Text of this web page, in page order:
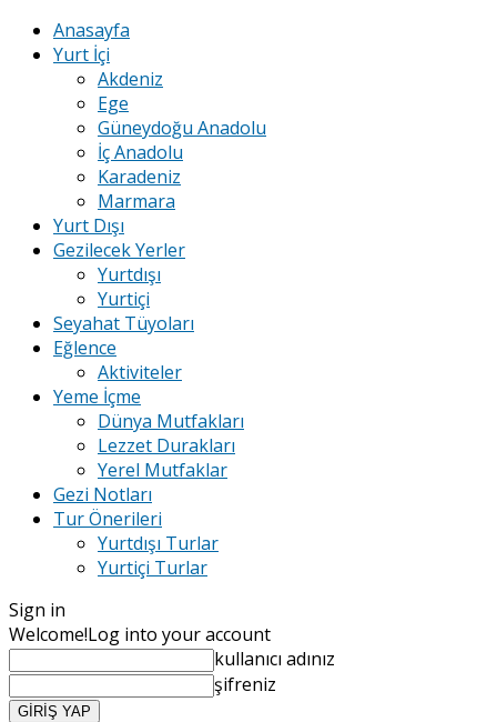
Anasayfa
Yurt İçi
Akdeniz
Ege
Güneydoğu Anadolu
İç Anadolu
Karadeniz
Marmara
Yurt Dışı
Gezilecek Yerler
Yurtdışı
Yurtiçi
Seyahat Tüyoları
Eğlence
Aktiviteler
Yeme İçme
Dünya Mutfakları
Lezzet Durakları
Yerel Mutfaklar
Gezi Notları
Tur Önerileri
Yurtdışı Turlar
Yurtiçi Turlar
Sign in
Welcome!Log into your account
kullanıcı adınız
şifreniz